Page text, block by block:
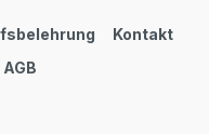
Kontakt
AGB